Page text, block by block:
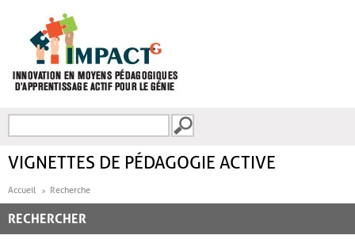
FORMULAIRE DE
VIGNETTES DE PÉDAGOGIE ACTIVE
Accueil Recherche
RECHERCHER